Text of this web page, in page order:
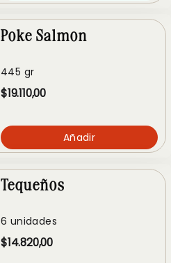
Poke Salmon
445 gr
$19.110,00
Añadir
Tequeños
6 unidades
$14.820,00